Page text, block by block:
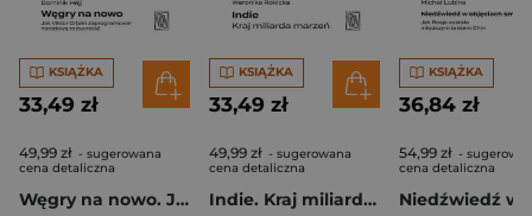
KSIĄŻKA
33,49 zł
49,99 zł - sugerowana
cena detaliczna
Węgry na nowo. Jak Viktor Orbán zaprogramował narodową tożsamość
KSIĄŻKA
33,49 zł
49,99 zł - sugerowana
cena detaliczna
Indie. Kraj miliarda marzeń
KSIĄŻKA
36,84 zł
54,99 zł -
cena detaliczna